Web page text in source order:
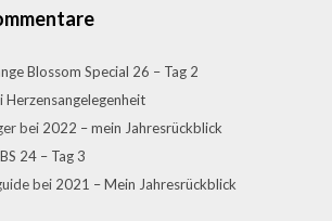
Blossom Special 26 – Tag 2
Herzensangelegenheit
bei 2022 – mein Jahresrückblick
24 – Tag 3
bei 2021 – Mein Jahresrückblick